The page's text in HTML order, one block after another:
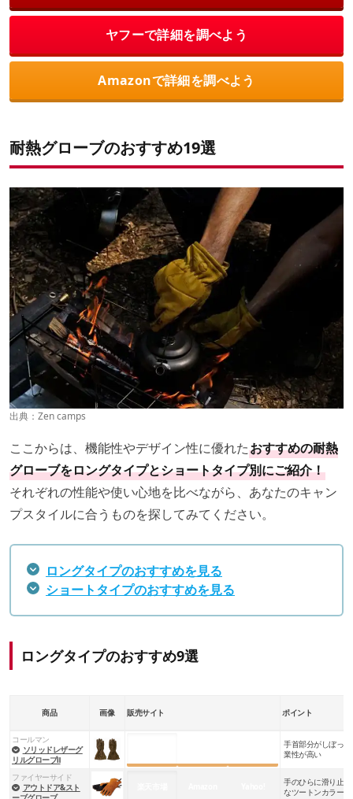
ヤフーで詳細を調べよう
Amazonで詳細を調べよう
耐熱グローブのおすすめ19選
出典： Zen camps
ここからは、機能性やデザイン性に優れたおすすめの耐熱
グローブをロングタイプとショートタイプ別にご紹介！
それぞれの性能や使い心地を比べながら、あなたのキャン
プスタイルに合うものを探してみてください。
ロングタイプのおすすめを見る
ショートタイプのおすすめを見る
ロングタイプのおすすめ9選
商品 画像 販売サイト ポイント
コールマン
ソリッドレザーグ
リルグローブⅡ
手首部分がしぼっ
業性が高い
ファイヤーサイド
アウトドア&スト
手のひらに滑り止
なツートンカラー